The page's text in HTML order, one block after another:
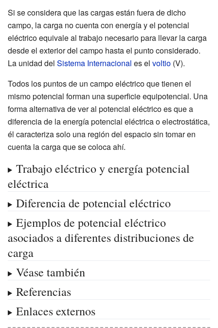
Si se considera que las cargas están fuera de dicho
campo, la carga no cuenta con energía y el potencial
eléctrico equivale al trabajo necesario para llevar la carga
desde el exterior del campo hasta el punto considerado.
La unidad del Sistema Internacional es el voltio (V).
Todos los puntos de un campo eléctrico que tienen el
mismo potencial forman una superficie equipotencial. Una
forma alternativa de ver al potencial eléctrico es que a
diferencia de la energía potencial eléctrica o electrostática,
él caracteriza solo una región del espacio sin tomar en
cuenta la carga que se coloca ahí.
Trabajo eléctrico y energía potencial
eléctrica
Diferencia de potencial eléctrico
Ejemplos de potencial eléctrico
asociados a diferentes distribuciones de
carga
Véase también
Referencias
Enlaces externos